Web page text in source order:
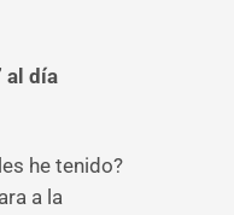
al día
he tenido?
a la